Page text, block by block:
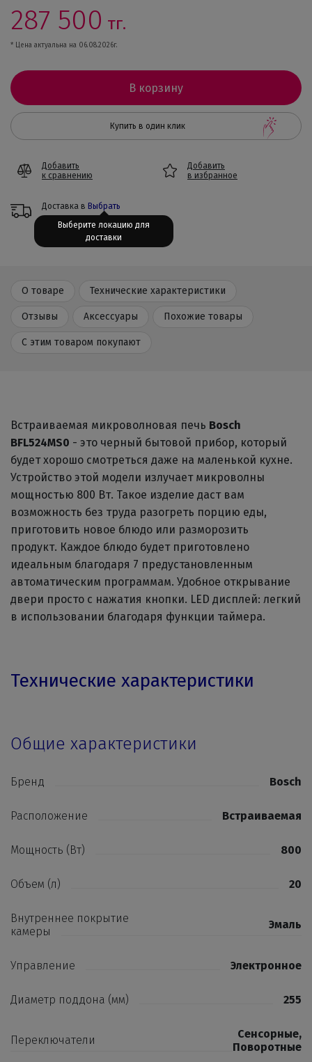
287 500 тг.
* Цена актуальна на 06.08.2026г.
В корзину
Купить в один клик
Добавить
к сравнению
Добавить
в избранное
Доставка в Выбрать
О товаре Технические характеристики
Отзывы Аксессуары Похожие товары
С этим товаром покупают
Встраиваемая микроволновая печь Bosch
BFL524MS0 - это черный бытовой прибор, который
будет хорошо смотреться даже на маленькой кухне.
Устройство этой модели излучает микроволны
мощностью 800 Вт. Такое изделие даст вам
возможность без труда разогреть порцию еды,
приготовить новое блюдо или разморозить
продукт. Каждое блюдо будет приготовлено
идеальным благодаря 7 предустановленным
автоматическим программам. Удобное открывание
двери просто с нажатия кнопки. LED дисплей: легкий
в использовании благодаря функции таймера.
Технические характеристики
Общие характеристики
Бренд Bosch
Расположение Встраиваемая
Мощность (Вт) 800
Объем (л) 20
Внутреннее покрытие
камеры
Эмаль
Управление Электронное
Диаметр поддона (мм) 255
Переключатели Сенсорные,
Поворотные
Выберите локацию для
доставки